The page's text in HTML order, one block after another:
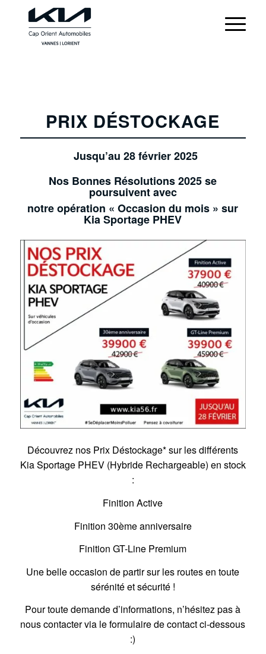
PRIX DÉSTOCKAGE
Jusqu’au 28 février 2025
Nos Bonnes Résolutions 2025 se
poursuivent avec
notre opération « Occasion du mois » sur
Kia Sportage PHEV
Découvrez nos Prix Déstockage* sur les différents
Kia Sportage PHEV (Hybride Rechargeable) en stock
:
Finition Active
Finition 30ème anniversaire
Finition GT-Line Premium
Une belle occasion de partir sur les routes en toute
sérénité et sécurité !
Pour toute demande d’informations, n’hésitez pas à
nous contacter via le formulaire de contact ci-dessous
:)